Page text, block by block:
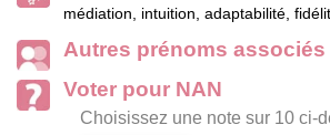
médiation, intuition, adaptabilité,
Autres prénoms associés
Voter pour NAN
Choisissez une note sur 10 ci-